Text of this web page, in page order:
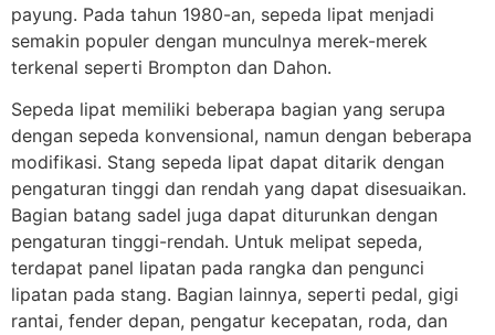
payung. Pada tahun 1980-an, sepeda lipat menjadi
semakin populer dengan munculnya merek-merek
terkenal seperti Brompton dan Dahon.
Sepeda lipat memiliki beberapa bagian yang serupa
dengan sepeda konvensional, namun dengan beberapa
modifikasi. Stang sepeda lipat dapat ditarik dengan
pengaturan tinggi dan rendah yang dapat disesuaikan.
Bagian batang sadel juga dapat diturunkan dengan
pengaturan tinggi-rendah. Untuk melipat sepeda,
terdapat panel lipatan pada rangka dan pengunci
lipatan pada stang. Bagian lainnya, seperti pedal, gigi
rantai, fender depan, pengatur kecepatan, roda, dan